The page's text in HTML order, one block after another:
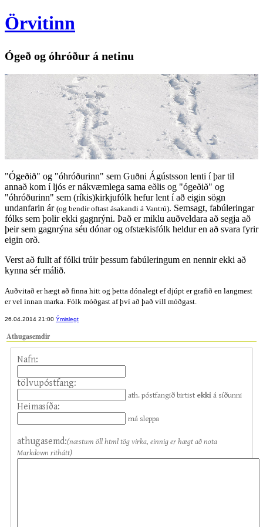
Örvitinn
Ógeð og óhróður á netinu
"Ógeðið" og "óhróðurinn" sem Guðni Ágústsson lenti í þar til
annað kom í ljós er nákvæmlega sama eðlis og "ógeðið" og
"óhróðurinn" sem (ríkis)kirkjufólk hefur lent í að eigin sögn
undanfarin ár (og bendir oftast ásakandi á Vantrú). Semsagt, fabúleringar
fólks sem þolir ekki gagnrýni. Það er miklu auðveldara að segja að
þeir sem gagnrýna séu dónar og ofstækisfólk heldur en að svara fyrir
eigin orð.
Verst að fullt af fólki trúir þessum fabúleringum en nennir ekki að
kynna sér málið.
Auðvitað er hægt að finna hitt og þetta dónalegt ef djúpt er grafið en langmest
er vel innan marka. Fólk móðgast af því að það vill móðgast.
26.04.2014 21:00 Ýmislegt
Athugasemdir
Nafn:
tölvupóstfang:
ath. póstfangið birtist ekkiá síðunni
Heimasíða:
má sleppa
athugasemd:(næstum öll html tög virka, einnig er hægt að nota
Markdown rithátt)